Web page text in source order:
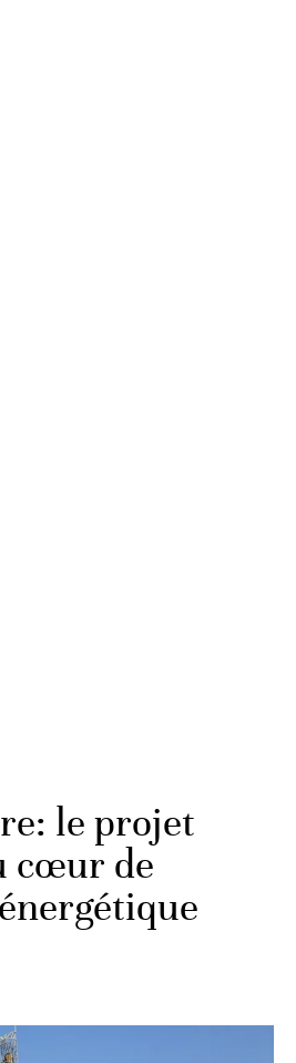
le projet
cœur de